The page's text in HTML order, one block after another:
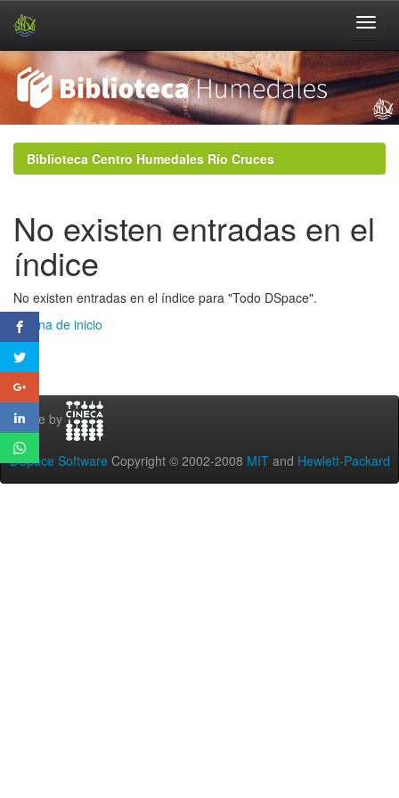
navigationBiblioteca Centro Humedales Río Cruces
No existen entradas en el
índice
No existen entradas en el índice para "Todo DSpace".
Página de inicio
Theme by
DSpace Software Copyright © 2002-2008 MIT and Hewlett-Packard